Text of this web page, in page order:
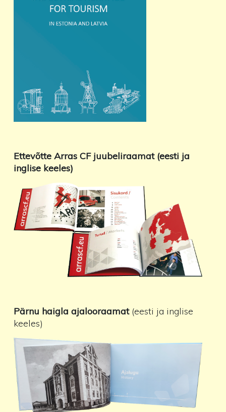
Ettevõtte Arras CF juubeliraamat (eesti ja
inglise keeles)
Pärnu haigla ajalooraamat(eesti ja inglise
keeles)